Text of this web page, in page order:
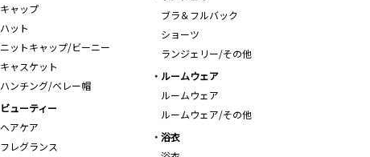
キャップ
ハット
ニットキャップ/ビーニー
キャスケット
ハンチング/ベレー帽
ブラ＆フルバック
ショーツ
ランジェリー/その他
ルームウェア
ルームウェア
ルームウェア/その他
ビューティー
ヘアケア
フレグランス
浴衣